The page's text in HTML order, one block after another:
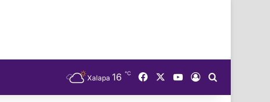
Xalapa 16 ℃ FacebookYouTube
Acceso